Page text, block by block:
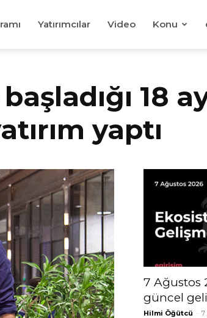
Yatırımcılar Video Konu
18
yaptı
7 Ağustos
güncel
Hilmi Öğütcü - 7